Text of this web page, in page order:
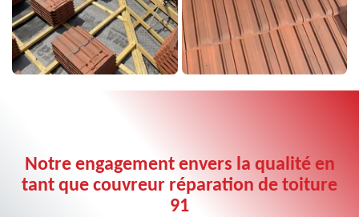
Notre engagement envers la qualité en
tant que couvreur réparation de toiture
91